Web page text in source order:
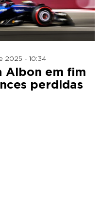
2025 - 10:34
Albon em fim
perdidas